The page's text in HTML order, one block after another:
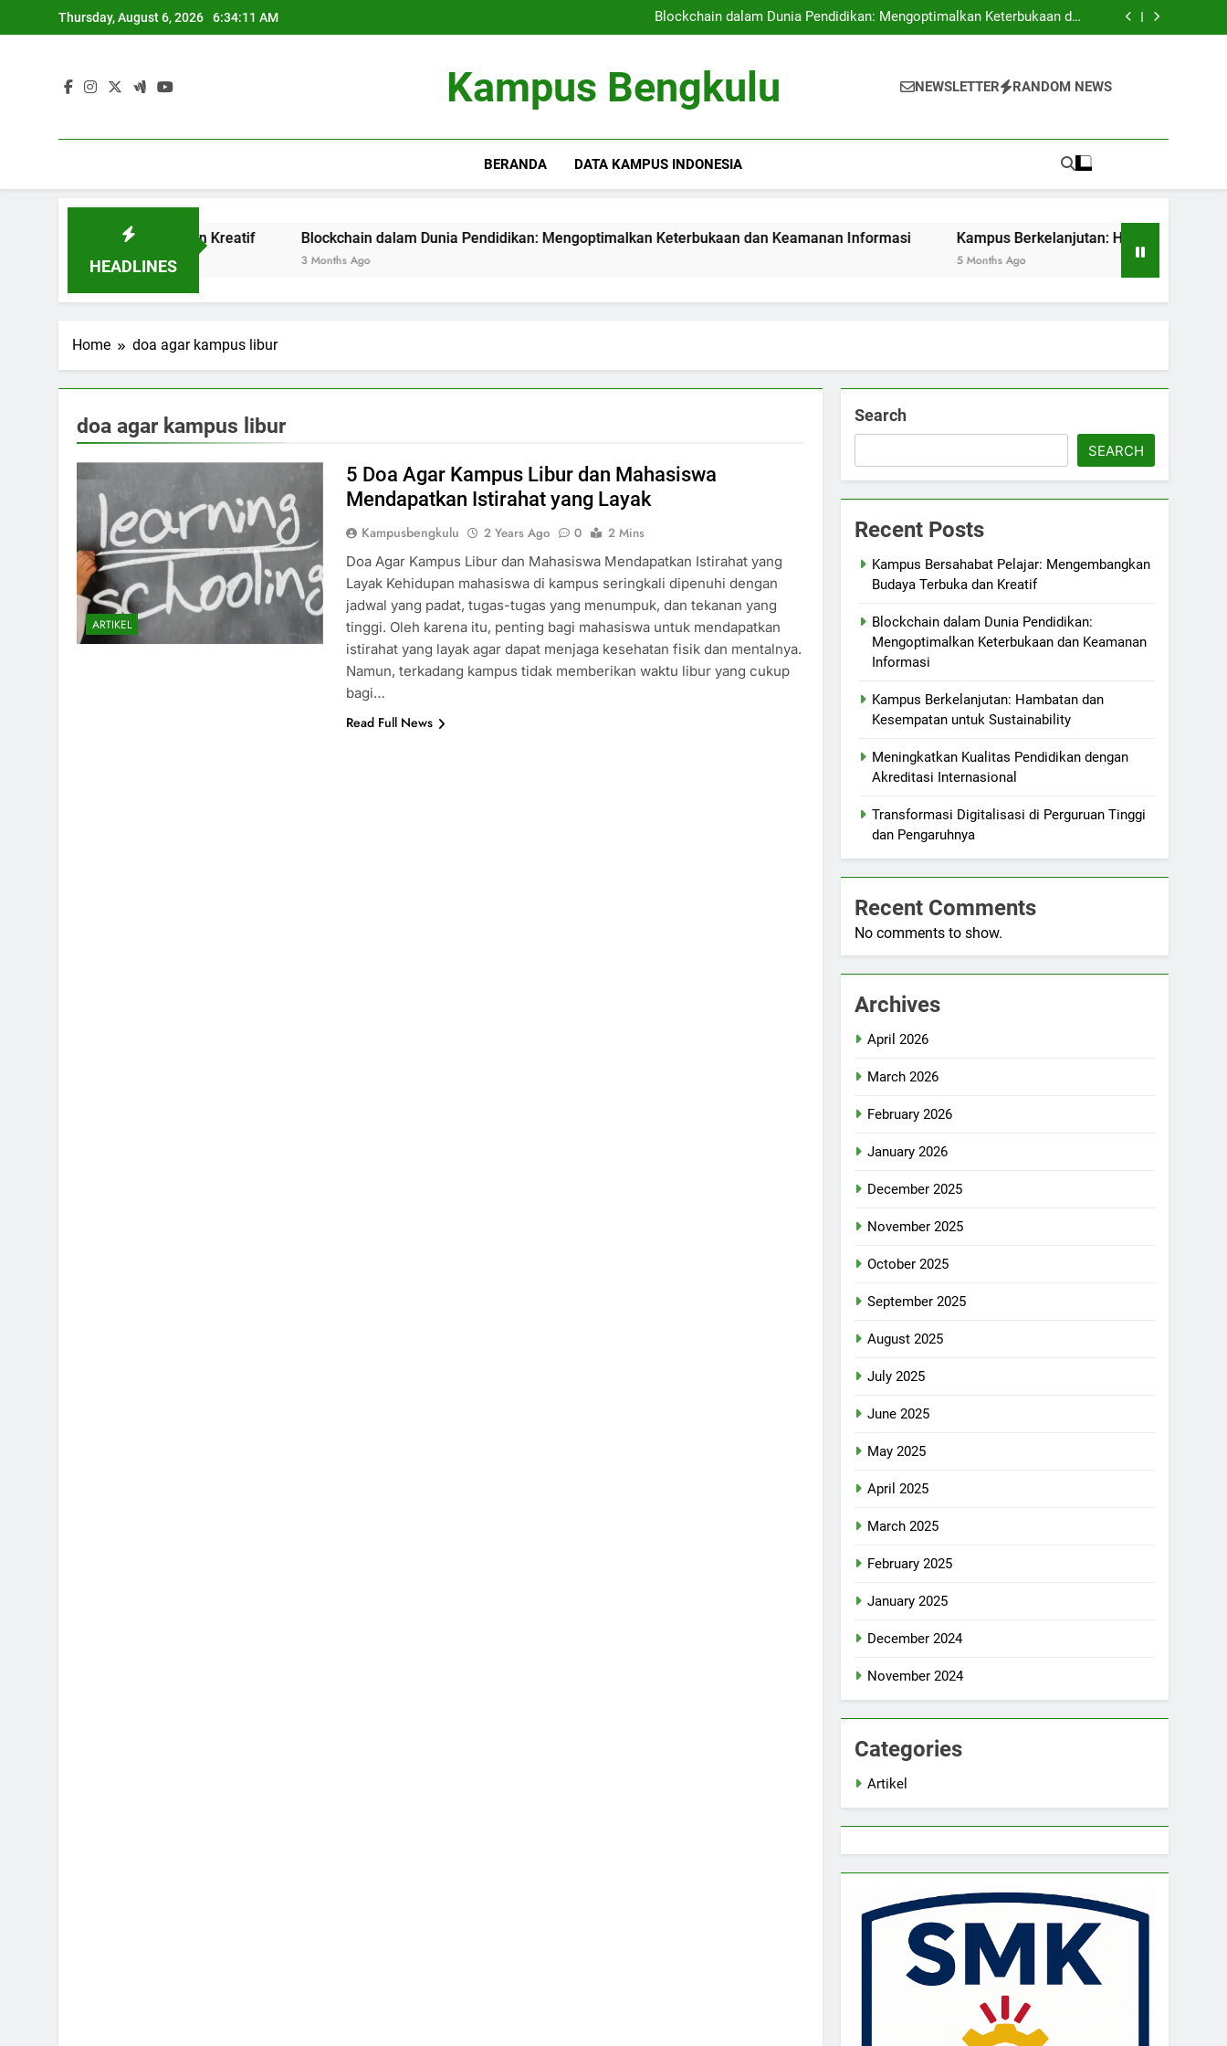
to
Thursday, August 6, 2026 6:34:11 AM
Blockchain dalam Dunia Pendidikan: Mengoptimalkan Keterbukaan dan
Keamanan Informasi
Kampus Berkelanjutan: Hambatan dan Kesempatan untuk Sustainability
Blockchain dalam Dunia Pendidikan: Mengoptimalkan Keterbukaan dan
Keamanan Informasi
Kampus Berkelanjutan: Hambatan dan Kesempatan untuk Sustainability
Kampus Bengkulu NEWSLETTER RANDOM NEWS
BERANDA DATA KAMPUS INDONESIA
HEADLINES
Terbuka dan Kreatif Blockchain dalam Dunia Pendidikan: Mengoptimalkan Keterbukaan dan Keamanan Informasi
3 Months Ago
Kampus Berkelanjutan: Hambatan dan
5 Months Ago
Home doa agar kampus libur
doa agar kampus libur
ARTIKEL
5 Doa Agar Kampus Libur dan Mahasiswa
Mendapatkan Istirahat yang Layak
Kampusbengkulu 2 Years Ago 0
2 Mins
Doa Agar Kampus Libur dan Mahasiswa Mendapatkan Istirahat yang
Layak Kehidupan mahasiswa di kampus seringkali dipenuhi dengan
jadwal yang padat, tugas-tugas yang menumpuk, dan tekanan yang
tinggi. Oleh karena itu, penting bagi mahasiswa untuk mendapatkan
istirahat yang layak agar dapat menjaga kesehatan fisik dan mentalnya.
Namun, terkadang kampus tidak memberikan waktu libur yang cukup
bagi…
Read Full News
Search
SEARCH
Recent Posts
Kampus Bersahabat Pelajar: Mengembangkan
Budaya Terbuka dan Kreatif
Blockchain dalam Dunia Pendidikan:
Mengoptimalkan Keterbukaan dan Keamanan
Informasi
Kampus Berkelanjutan: Hambatan dan
Kesempatan untuk Sustainability
Meningkatkan Kualitas Pendidikan dengan
Akreditasi Internasional
Transformasi Digitalisasi di Perguruan Tinggi
dan Pengaruhnya
Recent Comments
No comments to show.
Archives
April 2026
March 2026
February 2026
January 2026
December 2025
November 2025
October 2025
September 2025
August 2025
July 2025
June 2025
May 2025
April 2025
March 2025
February 2025
January 2025
December 2024
November 2024
Categories
Artikel